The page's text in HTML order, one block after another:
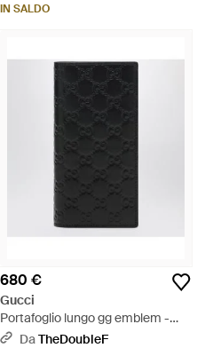
IN SALDO
680 €
Gucci
Portafoglio lungo gg emblem -
NeroDaTheDoubleF